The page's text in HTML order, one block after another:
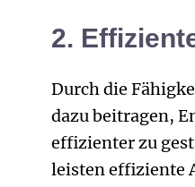
2.
Durch die
dazu beitragen,
effizienter zu
leisten effiziente